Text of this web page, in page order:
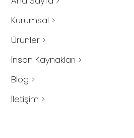
Kurumsal >
Ürünler >
İnsan Kaynakları >
Blog >
İletişim >